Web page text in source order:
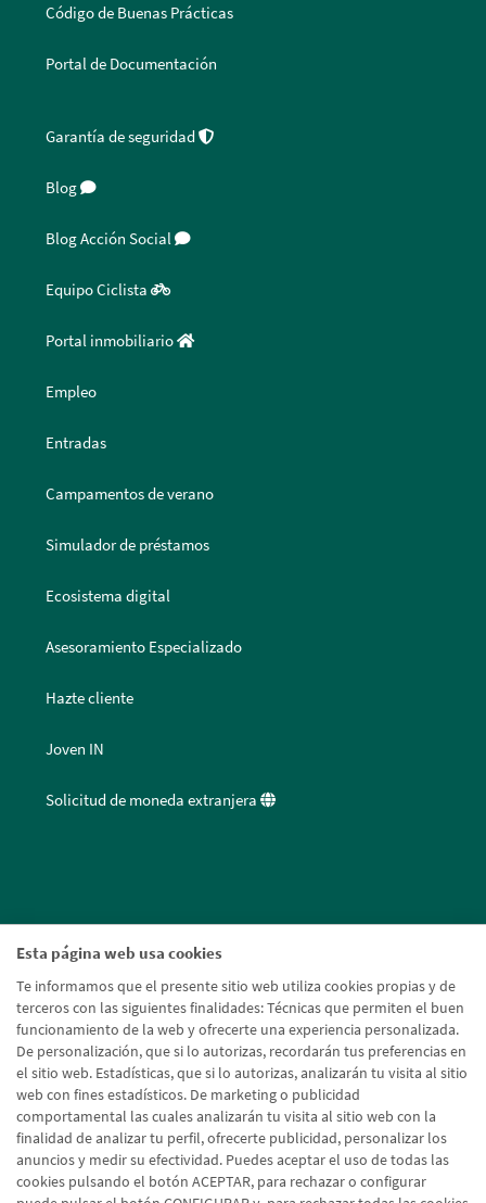
Esta página web usa cookies
Te informamos que el presente sitio web utiliza cookies propias y de
terceros con las siguientes finalidades: Técnicas que permiten el buen
funcionamiento de la web y ofrecerte una experiencia personalizada.
De personalización, que si lo autorizas, recordarán tus preferencias en
el sitio web. Estadísticas, que si lo autorizas, analizarán tu visita al sitio
web con fines estadísticos. De marketing o publicidad
comportamental las cuales analizarán tu visita al sitio web con la
finalidad de analizar tu perfil, ofrecerte publicidad, personalizar los
anuncios y medir su efectividad. Puedes aceptar el uso de todas las
cookies pulsando el botón ACEPTAR, para rechazar o configurar
Código de Buenas Prácticas
Portal de Documentación
Garantía de seguridad
Blog
Blog Acción Social
Equipo Ciclista
Portal inmobiliario
Empleo
Entradas
Campamentos de verano
Simulador de préstamos
Ecosistema digital
Asesoramiento Especializado
Hazte cliente
Joven IN
Solicitud de moneda extranjera